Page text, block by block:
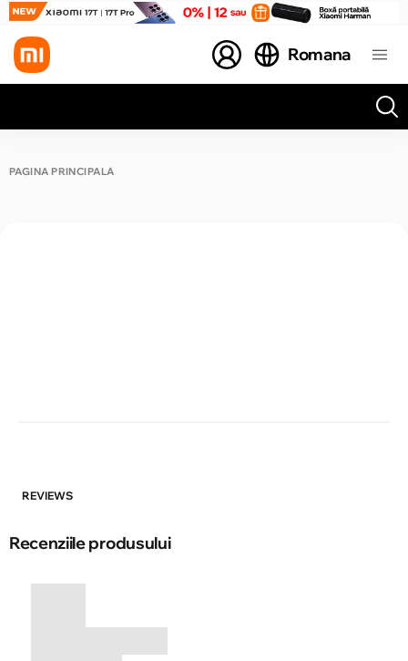
Romana
PAGINA PRINCIPALĂ
REVIEWS
Recenziile produsului